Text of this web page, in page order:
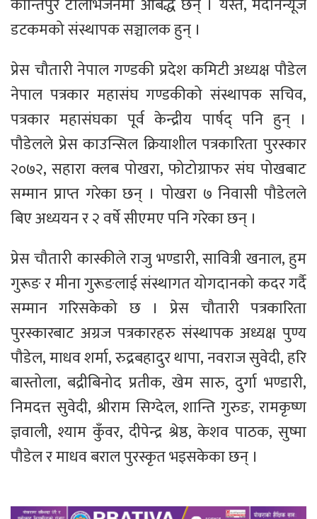
डटकमको संस्थापक सञ्चालक हुन् ।
प्रेस चौतारी नेपाल गण्डकी प्रदेश कमिटी अध्यक्ष पौडेल
नेपाल पत्रकार महासंघ गण्डकीको संस्थापक सचिव,
पत्रकार महासंघका पूर्व केन्द्रीय पार्षद् पनि हुन् ।
पौडेलले प्रेस काउन्सिल क्रियाशील पत्रकारिता पुरस्कार
२०७२, सहारा क्लब पोखरा, फोटोग्राफर संघ पोखबाट
सम्मान प्राप्त गरेका छन् । पोखरा ७ निवासी पौडेलले
बिए अध्ययन र २ वर्षे सीएमए पनि गरेका छन् ।
प्रेस चौतारी कास्कीले राजु भण्डारी, सावित्री खनाल, हुम
गुरूङ र मीना गुरूङलाई संस्थागत योगदानको कदर गर्दै
सम्मान गरिसकेको छ । प्रेस चौतारी पत्रकारिता
पुरस्कारबाट अग्रज पत्रकारहरु संस्थापक अध्यक्ष पुण्य
पौडेल, माधव शर्मा, रुद्रबहादुर थापा, नवराज सुवेदी, हरि
बास्तोला, बद्रीबिनोद प्रतीक, खेम सारु, दुर्गा भण्डारी,
निमदत्त सुवेदी, श्रीराम सिग्देल, शान्ति गुरुङ, रामकृष्ण
ज्ञवाली, श्याम कुँवर, दीपेन्द्र श्रेष्ठ, केशव पाठक, सुष्मा
पौडेल र माधव बराल पुरस्कृत भइसकेका छन् ।